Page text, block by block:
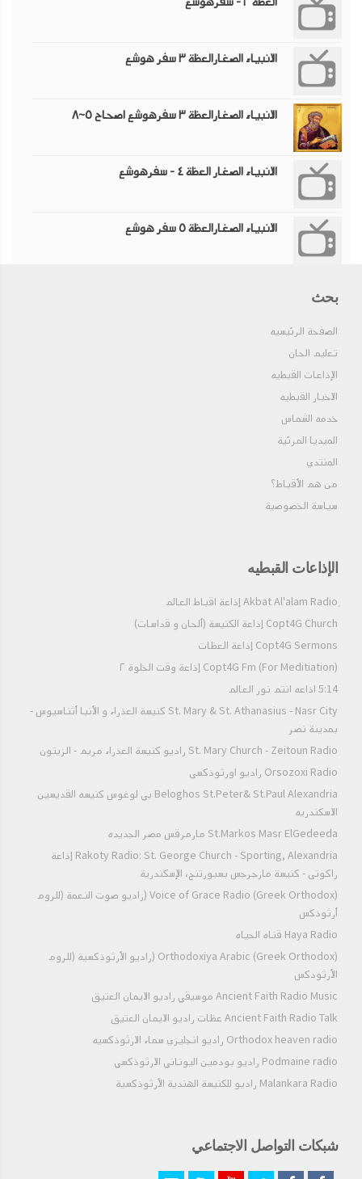
الانبياء الصغارالعظة ٣ سفر هوشع
الانبياء الصغارالعظة ٣ سفرهوشع اصحاح ٥~٨
الانبياء الصغار العظة ٤ - سفرهوشع
الانبياء الصغارالعظة ٥ سفر هوشع
الانبياء الصغارالعظة ٧ -سفر يوئيل
الانبياء الصغارالعظة ١١ - سفرعاموس
الانبياء الصغارالعظة ١٢- سفرعاموس
الانبياء الصغارالعظة ١٣ سفرعاموس
الأنبياء الصغار العظة 16- سفر يونان
الانبياءالصغارالعظة ١٧ - سفر يونان
الانبياءالصغارالعظة١٩ - سفر ميخا المحاضرة
الانبياءالصغارالعظة ٢٠ سفر ميخا المحاضرة ٣
الانبياءالصغارالعظة٢١ - سفر ميخا المحاضرة٤
بحث
الصفحة الرئيسيه
تعليم الحان
الإذاعات القبطيه
الاخبار القبطيه
خدمه الشماس
الميديا المرئية
المنتدي
من هم الأقباط؟‎
سياسة الخصوصية
الإذاعات القبطيه
Copt4G Church إذاعة الكنيسة (ألحان و قداسات)
Copt4G Sermons إذاعة العظات
Copt4G Fm (For Meditiation) إذاعة وقت الخلوة ٢
5:14 اذاعه انتم نور العالم
St. Mary & St. Athanasius - Nasr City كنيسة العذراء و الأنبا أثناسيوس -
بمدينة نصر
St. Mary Church - Zeitoun Radio راديو كنيسة العذراء مريم - الزيتون
Orsozoxi Radio راديو اورثوذكسى
Beloghos St.Peter& St.Paul Alexandria بي لوغوس كنيسه القديسين
الاسكندريه
St.Markos Masr ElGedeeda مارمرقس مصر الجديده
Rakoty Radio: St. George Church - Sporting, Alexandria إذاعة
راكوتى - كنيسة مارجرجس بسبورتنج، الإسكندرية
Voice of Grace Radio (Greek Orthodox) (راديو صوت النعمة (للروم
أرثوذكس
Haya Radio قناه الحياه
Orthodoxiya Arabic (Greek Orthodox) (راديو الأرثوذكسية (للروم
الأرثودكس
Ancient Faith Radio Music موسيقي راديو الايمان العتيق
Ancient Faith Radio Talk عظات راديو الايمان العتيق
Orthodox heaven radio راديو انجليزي سماء الارثوذكسيه
Podmaine radio راديو بودمين اليوناني الارثوذكسي
Malankara Radio راديو للكنيسة الهندية الأرثوذكسية
شبكات التواصل الاجتماعي